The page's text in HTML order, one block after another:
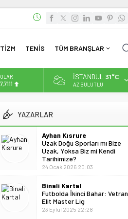
TENİS TÜM BRANŞLAR
55,1881
BİST
İSTANBUL 31°C
AZ BULUTLU
YAZARLAR
Ayhan Kısrure
Uzak Doğu Sporları mı Bize
Uzak, Yoksa Biz mi Kendi
Tarihimize?
24 Ocak 2026 20:03
Binali Kartal
Futbolda İkinci Bahar: Vetran
Elit Master Lig
23 Eylül 2025 22:28